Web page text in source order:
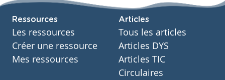
Ressources
Les ressources
Créer une ressource
Mes ressources
Articles
Tous les articles
Articles DYS
Articles TIC
Circulaires